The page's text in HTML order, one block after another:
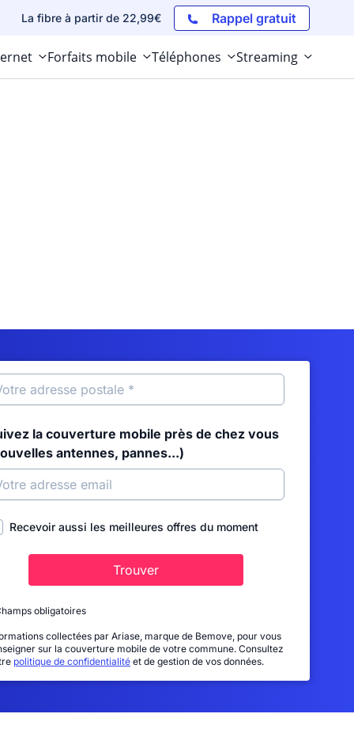
La fibre à partir de 22,99€ Rappel gratuit
Forfaits mobile Téléphones Streaming
la couverture mobile près de chez vous
antennes, pannes...)
Recevoir aussi les meilleures offres du moment
Trouver
obligatoires
collectées par Ariase, marque de Bemove, pour vous
sur la couverture mobile de votre commune. Consultez
politique de confidentialité et de gestion de vos données.